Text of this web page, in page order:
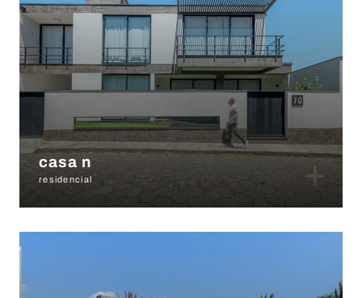
casa n
residencial +